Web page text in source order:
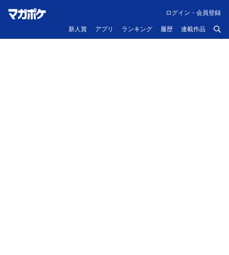
新人賞 アプリ ランキング 履歴 連載作品
ログイン・会員登録